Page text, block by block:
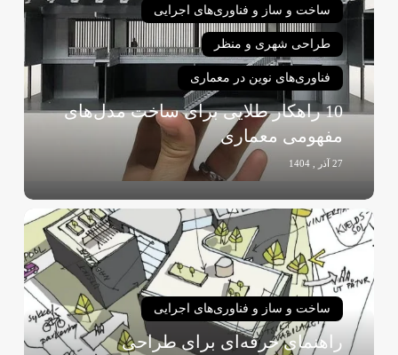
راهکار
ساخت
مدل‌های
مفهومی
معماری
ساخت و ساز و فناوری‌های اجرایی
طراحی شهری و منظر
فناوری‌های نوین در معماری
10 راهکار طلایی برای ساخت مدل‌های
مفهومی معماری
27 آذر , 1404
راهنمای
حرفه‌ای
طراحی
پروژه‌های
معماری
ساخت و ساز و فناوری‌های اجرایی
راهنمای حرفه‌ای برای طراحی